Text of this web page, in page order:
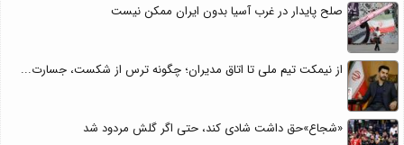
صلح پایدار در غرب آسیا بدون ایران ممکن نیست
از نیمکت تیم ملی تا اتاق مدیران؛ چگونه ترس از شکست، جسارت...
«شجاع»حق داشت شادی کند، حتی اگر گلش مردود شد